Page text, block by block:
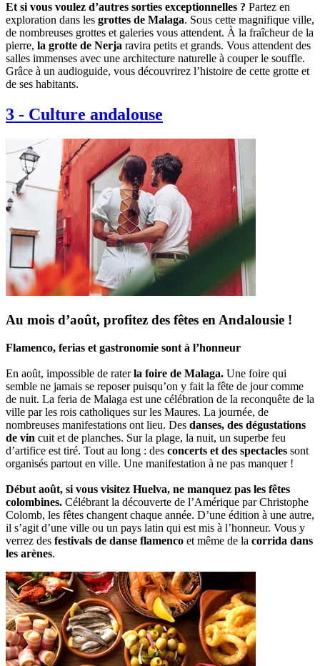
Et si vous voulez d’autres sorties exceptionnelles ? Partez en
exploration dans les grottes de Malaga. Sous cette magnifique ville,
de nombreuses grottes et galeries vous attendent. À la fraîcheur de la
pierre, la grotte de Nerja ravira petits et grands. Vous attendent des
salles immenses avec une architecture naturelle à couper le souffle.
Grâce à un audioguide, vous découvrirez l’histoire de cette grotte et
de ses habitants.
3 - Culture andalouse
Au mois d’août, profitez des fêtes en Andalousie !
Flamenco, ferias et gastronomie sont à l’honneur
En août, impossible de raterla foire de Malaga. Une foire qui
semble ne jamais se reposer puisqu’on y fait la fête de jour comme
de nuit. La feria de Malaga est une célébration de la reconquête de la
ville par les rois catholiques sur les Maures. La journée, de
nombreuses manifestations ont lieu. Des danses, des dégustations
de vin cuit et de planches. Sur la plage, la nuit, un superbe feu
d’artifice est tiré. Tout au long : des concerts et des spectacles sont
organisés partout en ville. Une manifestation à ne pas manquer !
Début août, si vous visitez Huelva, ne manquez pas les fêtes
colombines. Célébrant la découverte de l’Amérique par Christophe
Colomb, les fêtes changent chaque année. D’une édition à une autre,
il s’agit d’une ville ou un pays latin qui est mis à l’honneur. Vous y
verrez des festivals de danse flamenco et même de la corrida dans
les arènes.